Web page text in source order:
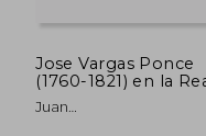
40%
Jose Vargas Ponce
(1760-1821) en la
Academia de la
Historia
Juan